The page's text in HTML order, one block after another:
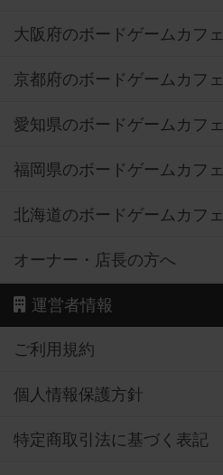
大阪府のボードゲームカフェ
京都府のボードゲームカフェ
愛知県のボードゲームカフェ
福岡県のボードゲームカフェ
北海道のボードゲームカフェ
オーナー・店長の方へ
運営者情報
ご利用規約
個人情報保護方針
特定商取引法に基づく表記